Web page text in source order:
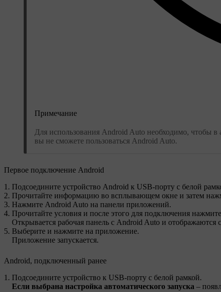
Примечание
Для использования Android Auto необходимо, чтобы
вы не сможете пользоваться Android Auto.
Первое подключение Android
Подсоедините устройство Android к USB-порту с белой
Прочитайте информацию во всплывающем окне и затем
Нажмите Android Auto на панели приложений.
Прочитайте условия и после этого для подключения
Открывается рабочая панель с Android Auto и отображаются
Выберите и нажмите на приложение.
Приложение запускается.
Android, подключенный ранее
Подсоедините устройство к USB-порту с белой рамкой.
Если выбрана настройка автоматического запуска –